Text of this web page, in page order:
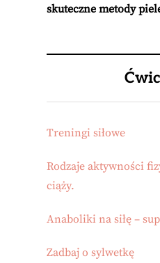
skuteczne metody
Treningi siłowe
Rodzaje aktywności
ciąży.
Anaboliki na siłę –
Zadbaj o sylwetkę